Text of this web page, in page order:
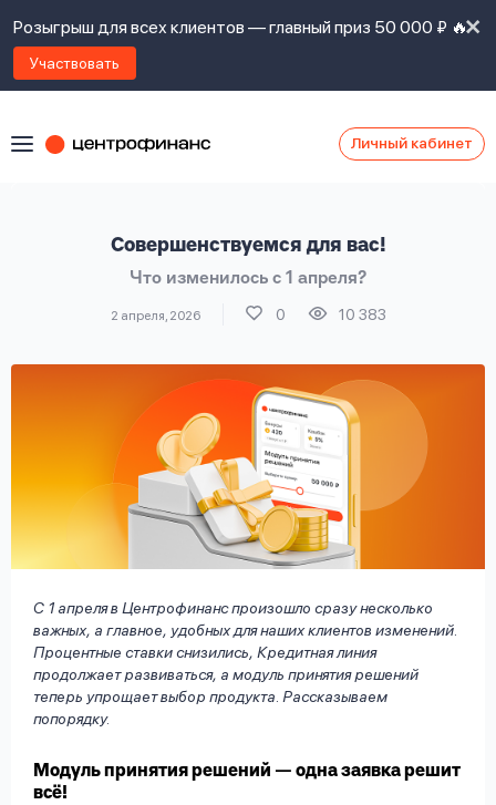
Розыгрыш для всех клиентов — главный приз 50 000 ₽ 🔥
Участвовать
Личный кабинет
Совершенствуемся для вас!
Что изменилось с 1 апреля?
2 апреля, 2026 0 10 383
С 1 апреля в Центрофинанс произошло сразу несколько
важных, а главное, удобных для наших клиентов изменений.
Процентные ставки снизились, Кредитная линия
продолжает развиваться, а модуль принятия решений
теперь упрощает выбор продукта. Рассказываем
попорядку.
Модуль принятия решений — одна заявка решит
всё!
Оформить заявку
Войти под другим номером
вопрос
Ответы
вопросы
Ок
Ок
ознакомлен
предоставления
согласие
личных